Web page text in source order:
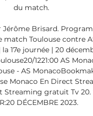
du match.
Jérôme Brisard.
Toulouse contre
17e journée | 20
1221:00 AS
- AS
Monaco En Direct
gratuit Tv 20.
DÉCEMBRE 2023.